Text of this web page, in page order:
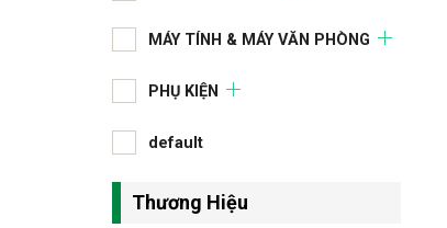
MÁY TÍNH & MÁY VĂN PHÒNG
PHỤ KIỆN
default
Thương Hiệu